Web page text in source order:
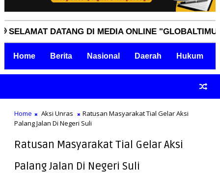
DATANG DI MEDIA ONLINE
Home Berita Nasional Daerah Hukum
Home Aksi Unras
Ratusan Masyarakat Tial Gelar Aksi
Palang Jalan Di Negeri Suli
Ratusan Masyarakat Tial Gelar Aksi
Palang Jalan Di Negeri Suli